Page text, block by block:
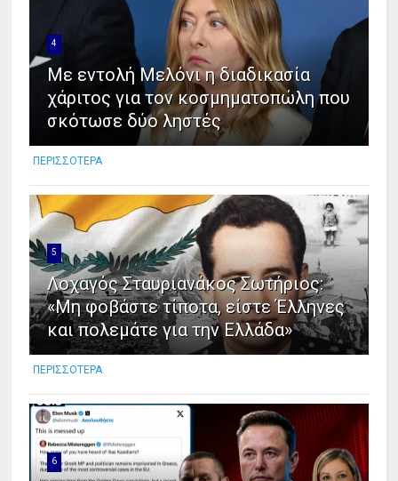
4
Με εντολή Μελόνι η διαδικασία
χάριτος για τον κοσμηματοπώλη που
σκότωσε δύο ληστές
ΠΕΡΙΣΣΟΤΕΡΑ
5
Λοχαγός Σταυριανάκος Σωτήριος:
«Μη φοβάστε τίποτα, είστε Έλληνες
και πολεμάτε για την Ελλάδα»
ΠΕΡΙΣΣΟΤΕΡΑ
6